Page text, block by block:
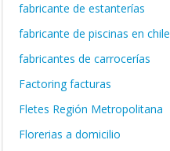
fabricante de estanterías
fabricante de piscinas en chile
fabricantes de carrocerías
Factoring facturas
Fletes Región Metropolitana
Florerias a domicilio